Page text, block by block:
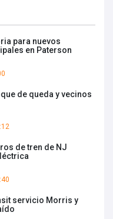
para nuevos
en Paterson
de queda y vecinos
de tren de NJ
servicio Morris y